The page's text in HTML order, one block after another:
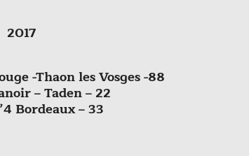
2017
-Thaon les Vosges -88
– Taden – 22
Bordeaux – 33